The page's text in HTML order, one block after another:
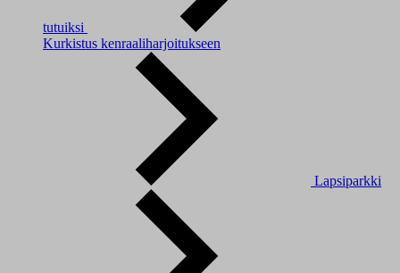
tutuiksi
Kurkistus kenraaliharjoitukseen
Lapsiparkki